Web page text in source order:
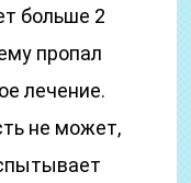
больше 2
пропал
лечение.
не может,